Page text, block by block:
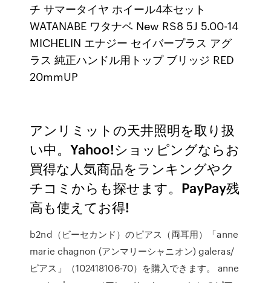
チ サマータイヤ ホイール4本セット
WATANABE ワタナベ New RS8 5J 5.00-14
MICHELIN エナジー セイバープラス アグ
ラス 純正ハンドル用トップ ブリッジ RED
20mmUP
アンリミットの天井照明を取り扱
い中。Yahoo!ショッピングならお
買得な人気商品をランキングやク
チコミからも探せます。PayPay残
高も使えてお得!
b2nd（ビーセカンド）のピアス（両耳用）「anne
marie chagnon (アンマリーシャニオン) galeras/
ピアス」（102418106-70）を購入できます。 anne